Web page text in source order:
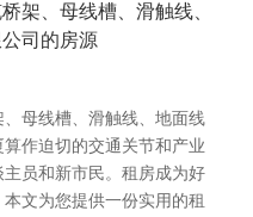
架、母线槽、滑触线、
司的房源
母线槽、滑触线、地面线
作迫切的交通关节和产业
员和新市民。租房成为好
文为您提供一份实用的租